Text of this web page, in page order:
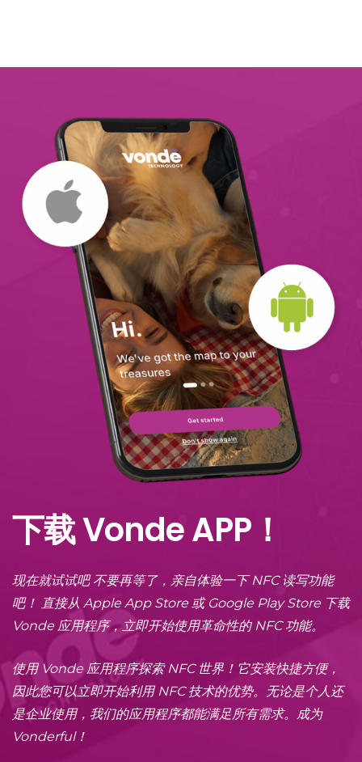
下载 Vonde APP！
现在就试试吧 不要再等了，亲自体验一下 NFC 读写功能
吧！ 直接从 Apple App Store 或 Google Play Store 下载
Vonde 应用程序，立即开始使用革命性的 NFC 功能。
使用 Vonde 应用程序探索 NFC 世界！它安装快捷方便，
因此您可以立即开始利用 NFC 技术的优势。无论是个人还
是企业使用，我们的应用程序都能满足所有需求。成为
Vonderful！